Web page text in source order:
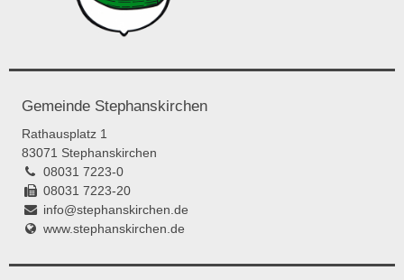
Gemeinde Stephanskirchen
Rathausplatz 1
83071 Stephanskirchen
08031 7223-0
08031 7223-20
info@stephanskirchen.de
www.stephanskirchen.de